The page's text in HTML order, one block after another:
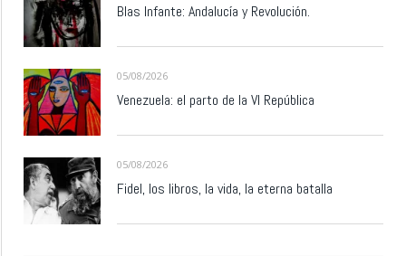
Blas Infante: Andalucía y Revolución.
05/08/2026
Venezuela: el parto de la VI República
05/08/2026
Fidel, los libros, la vida, la eterna batalla